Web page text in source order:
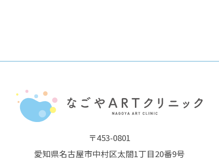
〒453-0801
愛知県名古屋市中村区太閤1丁目20番9号